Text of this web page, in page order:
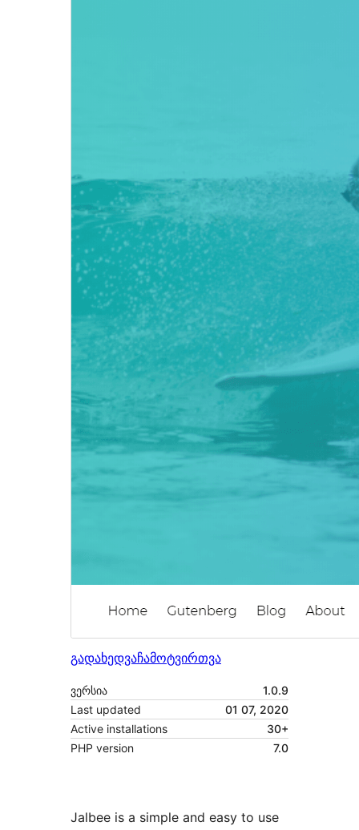
გადახედვაჩამოტვირთვა
ვერსია
1.0.9
Last updated
01 07, 2020
Active installations
30+
PHP version
7.0
Jalbee is a simple and easy to use